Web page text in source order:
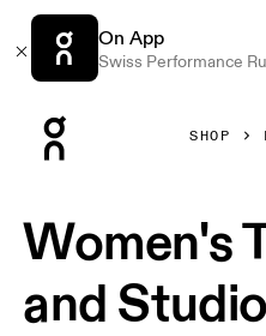
On App
Swiss Performance
SHOP
Women's
and